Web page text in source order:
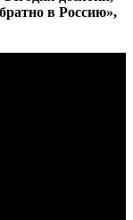
в Россию»,